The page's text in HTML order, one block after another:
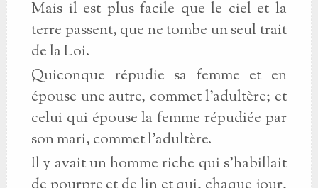
Mais il est plus facile que le ciel et la
terre passent, que ne tombe un seul trait
de la Loi.
Quiconque répudie sa femme et en
épouse une autre, commet l'adultère; et
celui qui épouse la femme répudiée par
son mari, commet l'adultère.
Il y avait un homme riche qui s'habillait